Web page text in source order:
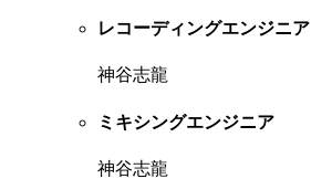
レコーディングエンジニア
神谷志龍
ミキシングエンジニア
神谷志龍